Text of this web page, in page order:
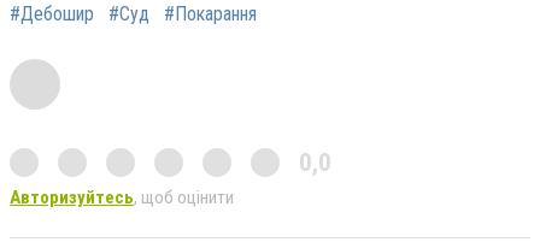
#Дебошир #Суд #Покарання
0,0
Авторизуйтесь, щоб оцінити